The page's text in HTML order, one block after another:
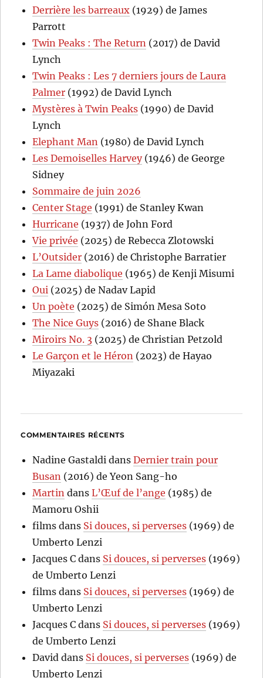
Derrière les barreaux (1929) de James
Parrott
Twin Peaks : The Return (2017) de David
Lynch
Twin Peaks : Les 7 derniers jours de Laura
Palmer (1992) de David Lynch
Mystères à Twin Peaks (1990) de David
Lynch
Elephant Man (1980) de David Lynch
Les Demoiselles Harvey(1946) de George
Sidney
Sommaire de juin 2026
Center Stage (1991) de Stanley Kwan
Hurricane (1937) de John Ford
Vie privée (2025) de Rebecca Zlotowski
L’Outsider (2016) de Christophe Barratier
La Lame diabolique (1965) de Kenji Misumi
Oui (2025) de Nadav Lapid
Un poète (2025) de Simón Mesa Soto
The Nice Guys (2016) de Shane Black
Miroirs No. 3 (2025) de Christian Petzold
Le Garçon et le Héron (2023) de Hayao
Miyazaki
COMMENTAIRES RÉCENTS
Nadine Gastaldi dansDernier train pour
Busan (2016) de Yeon Sang-ho
Martin dansL’Œuf de l’ange (1985) de
Mamoru Oshii
films dans Si douces, si perverses (1969) de
Umberto Lenzi
Jacques C dans Si douces, si perverses (1969)
de Umberto Lenzi
films dans Si douces, si perverses (1969) de
Umberto Lenzi
Jacques C dans Si douces, si perverses (1969)
de Umberto Lenzi
David dans Si douces, si perverses (1969) de
Umberto Lenzi